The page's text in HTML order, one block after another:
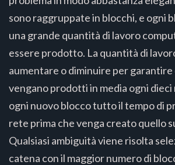
sono raggruppate in blocchi, e ogni
una grande quantità di lavoro
essere prodotto. La quantità di
aumentare o diminuire per garantire
vengano prodotti in media ogni dieci
ogni nuovo blocco tutto il tempo di
rete prima che venga creato quello
Qualsiasi ambiguità viene risolta
catena con il maggior numero di